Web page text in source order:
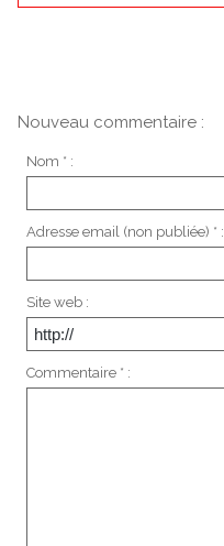
Nouveau commentaire :
Nom * :
Adresse email (non publiée) * :
Site web :
Commentaire * :